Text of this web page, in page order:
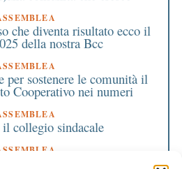
che diventa risultato ecco il
della nostra Bcc
per sostenere le comunità il
Cooperativo nei numeri
collegio sindacale
all’unanimità e 2 milioni